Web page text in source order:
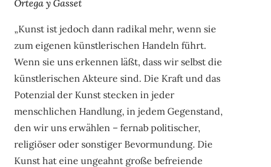
Ortega y Gasset
„Kunst ist jedoch dann radikal mehr, wenn sie
zum eigenen künstlerischen Handeln führt.
Wenn sie uns erkennen läßt, dass wir selbst die
künstlerischen Akteure sind. Die Kraft und das
Potenzial der Kunst stecken in jeder
menschlichen Handlung, in jedem Gegenstand,
den wir uns erwählen – fernab politischer,
religiöser oder sonstiger Bevormundung. Die
Kunst hat eine ungeahnt große befreiende